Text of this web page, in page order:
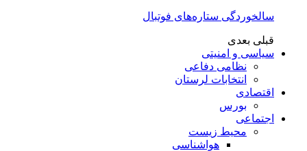
سالخوردگی ستاره‌های فوتبال
قبلی بعدی
سیاسی و امنیتی
نظامی دفاعی
انتخابات لرستان
اقتصادی
بورس
اجتماعی
محیط زیست
هواشناسی